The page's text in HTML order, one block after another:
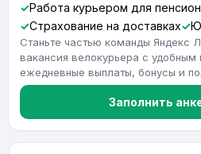
Работа курьером для
Страхование на доставках
Станьте частью команды Яндекс
вакансия велокурьера с удобным
ежедневные выплаты, бонусы и
Заполнить